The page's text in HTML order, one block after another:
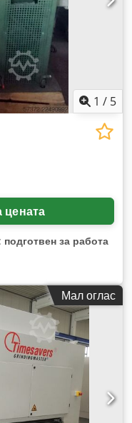
1 / 5
подготвен за работа
Мал оглас